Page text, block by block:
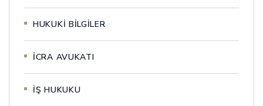
HUKUKİ BİLGİLER
İCRA AVUKATI
İŞ HUKUKU